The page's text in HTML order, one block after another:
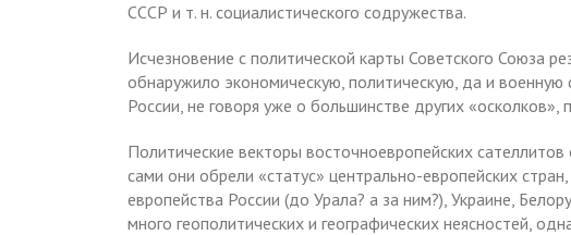
СССР и т. н. социалистического содружества.
Исчезновение с политической карты Советского Союза
обнаружило экономическую, политическую, да и
России, не говоря уже о большинстве других
Политические векторы восточноевропейских
сами они обрели «статус» центрально-европейских
европейства России (до Урала? а за ним?), Украине,
много геополитических и географических неясностей,